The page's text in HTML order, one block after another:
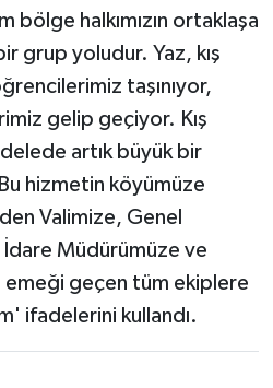
bölge halkımızın ortaklaşa
grup yoludur. Yaz, kış
taşınıyor,
gelip geçiyor. Kış
artık büyük bir
hizmetin köyümüze
Valimize, Genel
Müdürümüze ve
emeği geçen tüm ekiplere
ifadelerini kullandı.